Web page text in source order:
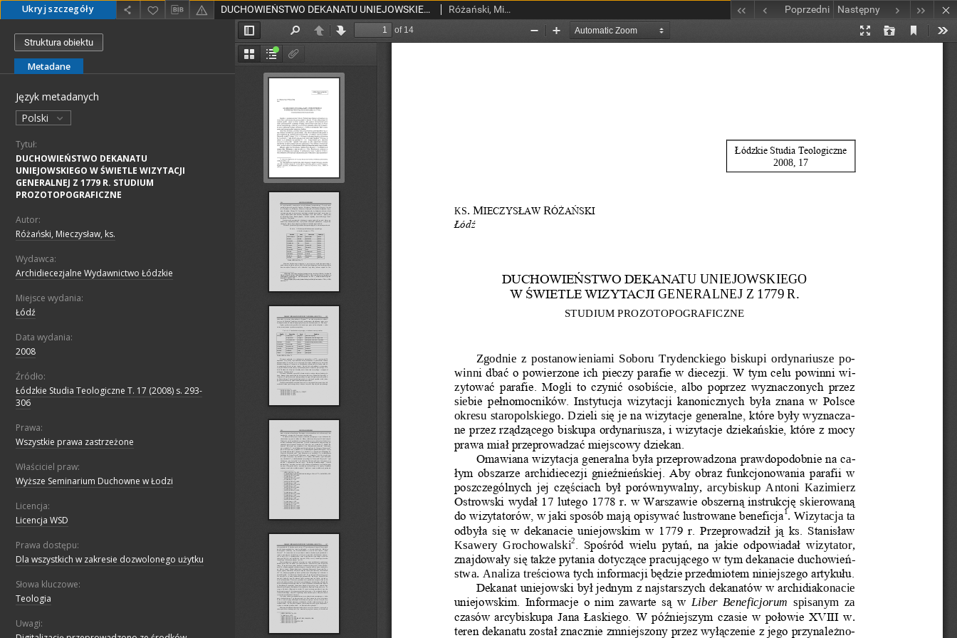
Ukryj szczegóły DUCHOWIEŃSTWO DEKANATU UNIEJOWSKIEGO W ŚWIETLE WIZYTACJI GENERALNEJ Z 1779 R. STUDIUM PROZOTOPOGRAFICZNE Różański, Mieczysław, ks. Poprzedni Następny
Struktura obiektu
Metadane
Język metadanych
Polski
Tytuł:
DUCHOWIEŃSTWO DEKANATU
UNIEJOWSKIEGO W ŚWIETLE WIZYTACJI
GENERALNEJ Z 1779 R. STUDIUM
PROZOTOPOGRAFICZNE
Autor:
Różański, Mieczysław, ks.
Wydawca:
Archidiecezjalne Wydawnictwo Łódzkie
Miejsce wydania:
Łódź
Data wydania:
2008
Źródło:
Łódzkie Studia Teologiczne T. 17 (2008) s. 293-
306
Prawa:
Wszystkie prawa zastrzeżone
Właściciel praw:
Wyższe Seminarium Duchowne w Łodzi
Licencja:
Licencja WSD
Prawa dostępu:
Dla wszystkich w zakresie dozwolonego użytku
Słowa kluczowe:
Teologia
Uwagi: